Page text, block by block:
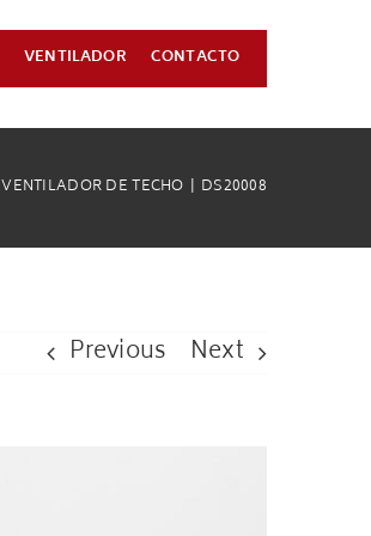
VENTILADOR CONTACTO
VENTILADOR DE TECHO DS20008
Previous Next